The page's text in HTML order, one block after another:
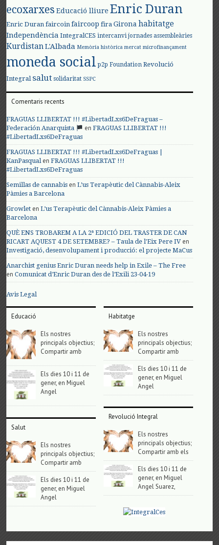
ecoxarxes Educació lliure Enric Duran
Enric Duran faircoin faircoop fira Girona habitatge
Independència IntegralCES intercanvi jornades assembleàries
KurdistanL'Albada Memòria històrica mercat microfinançament
moneda social p2p Foundation Revolució
Integral salut solidaritat SSPC
Comentaris recents
FRAGUAS LLIBERTAT !!! #LibertadLxs6DeFraguas –
Federación Anarquista
enFRAGUAS LLIBERTAT !!!
#LibertadLxs6DeFraguas
FRAGUAS LLIBERTAT !!! #LibertadLxs6DeFraguas |
KanPasqualenFRAGUAS LLIBERTAT !!!
#LibertadLxs6DeFraguas
Semillas de cannabis enL’us Terapèutic del Cànnabis-Aleix
Pàmies a Barcelona
Growlet enL’us Terapèutic del Cànnabis-Aleix Pàmies a
Barcelona
QUÈ ENS TROBAREM A LA 2ª EDICIÓ DEL TRASTER DE CAN
RICART AQUEST 4 DE SETEMBRE? – Taula de l'Eix Pere IV en
Investigació, desenvolupament i producció: el projecte MaCus
Anarchist genius Enric Duran needs help in Exile – The Free
enComunicat d’Enric Duran des de l’Exili 23-04-19
Avis Legal
Educació
Els nostres
principals objectius;
Compartir amb
Els dies 10 i 11 de
gener, en Miguel
Angel
Salut
Els nostres
principals objectius;
Compartir amb
Els dies 10 i 11 de
gener, en Miguel
Angel
Habitatge
Els nostres
principals objectius;
Compartir amb
Els dies 10 i 11 de
gener, en Miguel
Angel
Revolució Integral
Els nostres
principals objectius;
Compartir amb els
Els dies 10 i 11 de
gener, en Miguel
Angel Suarez,